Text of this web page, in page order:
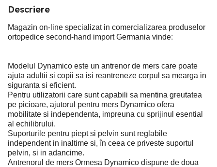
Descriere
Magazin on-line specializat in comercializarea produselor
ortopedice second-hand import Germania vinde:
Modelul Dynamico este un antrenor de mers care poate
ajuta adultii si copii sa isi reantreneze corpul sa mearga in
siguranta si eficient.
Pentru utilizatorii care sunt capabili sa mentina greutatea
pe picioare, ajutorul pentru mers Dynamico ofera
mobilitate si independenta, impreuna cu sprijinul esential
al echilibrului.
Suporturile pentru piept si pelvin sunt reglabile
independent in inaltime si, în ceea ce priveste suportul
pelvin, si in adancime.
Antrenorul de mers Ormesa Dynamico dispune de doua